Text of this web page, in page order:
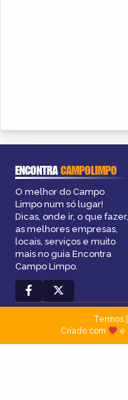
ENCONTRACAMPOLIMPO
O melhor do Campo
Limpo num só lugar!
Dicas, onde ir, o que fazer,
as melhores empresas,
locais, serviços e muito
mais no guia Encontra
Campo Limpo.
Termos|
Criado com
e